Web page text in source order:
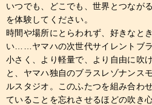
いつでも、どこでも、世界とつなが
を体験してください。
時間や場所にとらわれず、好きなと
い……ヤマハの次世代サイレントブ
小さく、より軽量で、より自由に吹
と、ヤマハ独自のブラスレゾナンス
ルスタジオ。このふたつを組み合わ
ていることを忘れさせるほどの吹き